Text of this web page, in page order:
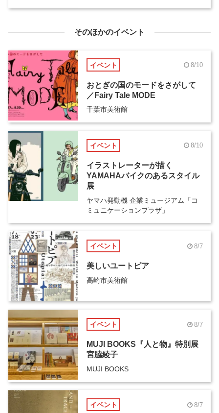
そのほかのイベント
イベント 8/10
おとぎの国のモードをさがして
／Fairy Tale MODE
千葉市美術館
イベント 8/10
イラストレーターが描く
YAMAHAバイクのあるスタイル
展
ヤマハ発動機 企業ミュージアム「コ
ミュニケーションプラザ」
イベント 8/7
美しいユートピア
高崎市美術館
イベント 8/7
MUJI BOOKS『人と物』特別展
宮脇綾子
MUJI BOOKS
イベント 8/7